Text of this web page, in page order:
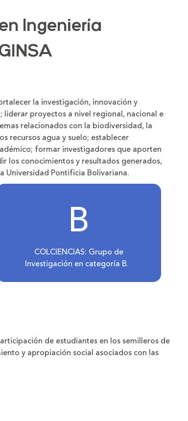
Ingeniería
la investigación, innovación y
proyectos a nivel regional, nacional e
relacionados con la biodiversidad, la
recursos agua y suelo; establecer
formar investigadores que aporten
los conocimientos y resultados generados,
Universidad Pontificia Bolivariana.
B
COLCIENCIAS: Grupo de
Investigación en categoría B.
de estudiantes en los semilleros de
y apropiación social asociados con las